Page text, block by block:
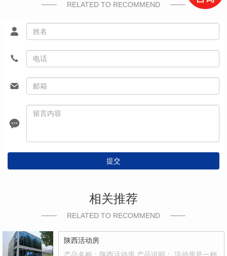
RELATED TO RECOMMEND
提交
相关推荐
RELATED TO RECOMMEND
陕西活动房